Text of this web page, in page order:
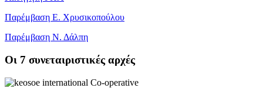
Παρέμβαση Ε. Χρυσικοπούλου
Παρέμβαση Ν. Δάλπη
Oι 7 συνεταιριστικές αρχές